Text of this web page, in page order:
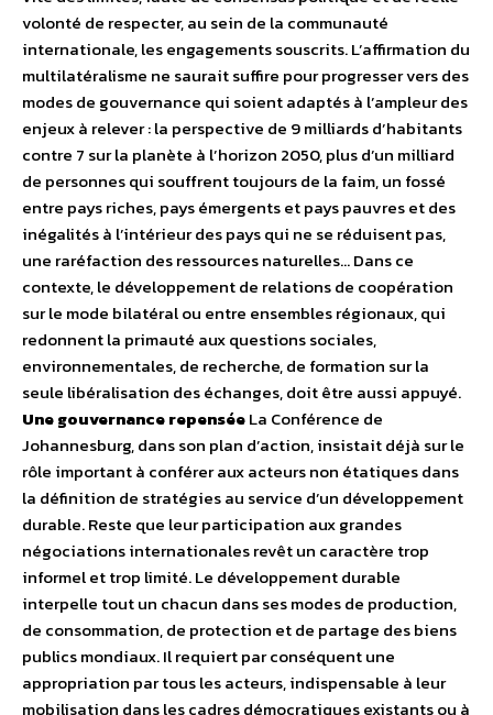
volonté de respecter, au sein de la communauté
internationale, les engagements souscrits. L’affirmation du
multilatéralisme ne saurait suffire pour progresser vers des
modes de gouvernance qui soient adaptés à l’ampleur des
enjeux à relever : la perspective de 9 milliards d’habitants
contre 7 sur la planète à l’horizon 2050, plus d’un milliard
de personnes qui souffrent toujours de la faim, un fossé
entre pays riches, pays émergents et pays pauvres et des
inégalités à l’intérieur des pays qui ne se réduisent pas,
une raréfaction des ressources naturelles… Dans ce
contexte, le développement de relations de coopération
sur le mode bilatéral ou entre ensembles régionaux, qui
redonnent la primauté aux questions sociales,
environnementales, de recherche, de formation sur la
seule libéralisation des échanges, doit être aussi appuyé.
Une gouvernance repenséeLa Conférence de
Johannesburg, dans son plan d’action, insistait déjà sur le
rôle important à conférer aux acteurs non étatiques dans
la définition de stratégies au service d’un développement
durable. Reste que leur participation aux grandes
négociations internationales revêt un caractère trop
informel et trop limité. Le développement durable
interpelle tout un chacun dans ses modes de production,
de consommation, de protection et de partage des biens
publics mondiaux. Il requiert par conséquent une
appropriation par tous les acteurs, indispensable à leur
mobilisation dans les cadres démocratiques existants ou à